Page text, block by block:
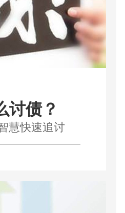
讨债？
慧快速追讨